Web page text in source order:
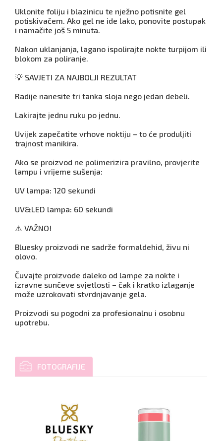
Uklonite foliju i blazinicu te nježno potisnite gel
potiskivačem. Ako gel ne ide lako, ponovite postupak
i namačite još 5 minuta.
Nakon uklanjanja, lagano ispolirajte nokte turpijom ili
blokom za poliranje.
💡 SAVJETI ZA NAJBOLJI REZULTAT
Radije nanesite tri tanka sloja nego jedan debeli.
Lakirajte jednu ruku po jednu.
Uvijek zapečatite vrhove noktiju – to će produljiti
trajnost manikira.
Ako se proizvod ne polimerizira pravilno, provjerite
lampu i vrijeme sušenja:
UV lampa: 120 sekundi
UV&LED lampa: 60 sekundi
⚠️ VAŽNO!
Bluesky proizvodi ne sadrže formaldehid, živu ni
olovo.
Čuvajte proizvode daleko od lampe za nokte i
izravne sunčeve svjetlosti – čak i kratko izlaganje
može uzrokovati stvrdnjavanje gela.
Proizvodi su pogodni za profesionalnu i osobnu
upotrebu.
FOTOGRAFIJE